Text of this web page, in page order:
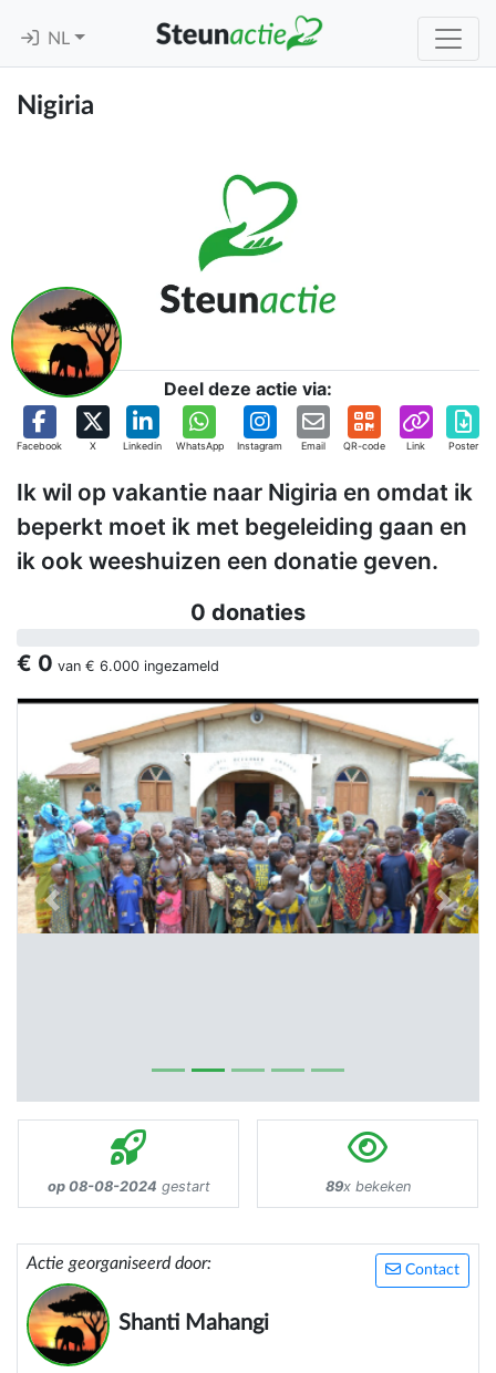
NL
Nigiria
Deel deze actie via:
Facebook X Linkedin WhatsApp Instagram Email QR-code Link Poster
Ik wil op vakantie naar Nigiria en omdat ik
beperkt moet ik met begeleiding gaan en
ik ook weeshuizen een donatie geven.
0 donaties
€ 0 van € 6.000 ingezameld
Previous Next
op 08-08-2024 gestart 89x bekeken
Contact
Actie georganiseerd door:
Shanti Mahangi